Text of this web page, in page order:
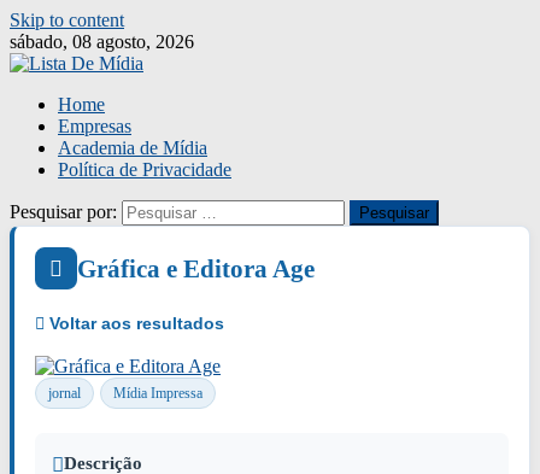
Skip to content
sábado, 08 agosto, 2026
Home
Empresas
Academia de Mídia
Política de Privacidade
Pesquisar por:
Gráfica e Editora Age
jornal Mídia Impressa
Descrição